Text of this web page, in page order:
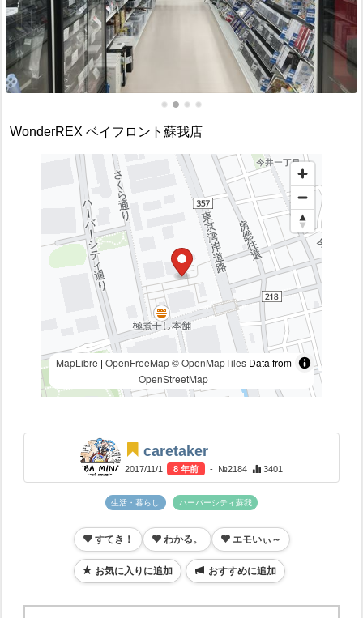
WonderREX ベイフロント蘇我店
MapLibre | OpenFreeMap © OpenMapTilesData from
OpenStreetMap
caretaker
2017/11/1 8 年前 - №2184 3401
生活・暮らし ハーバーシティ蘇我
すてき！ わかる。 エモいぃ～
お気に入りに追加 おすすめに追加